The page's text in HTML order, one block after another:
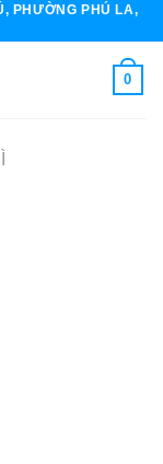
PHƯỜNG PHÚ LA,
0